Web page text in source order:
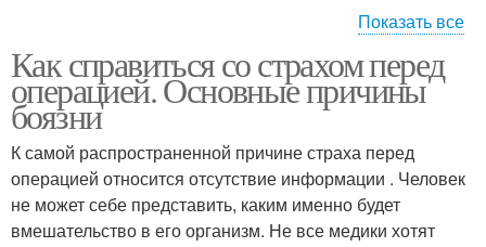
операцией
Показать все
Как справиться со страхом перед
операцией. Основные причины
боязни
К самой распространенной причине страха перед
операцией относится отсутствие информации . Человек
не может себе представить, каким именно будет
вмешательство в его организм. Не все медики хотят